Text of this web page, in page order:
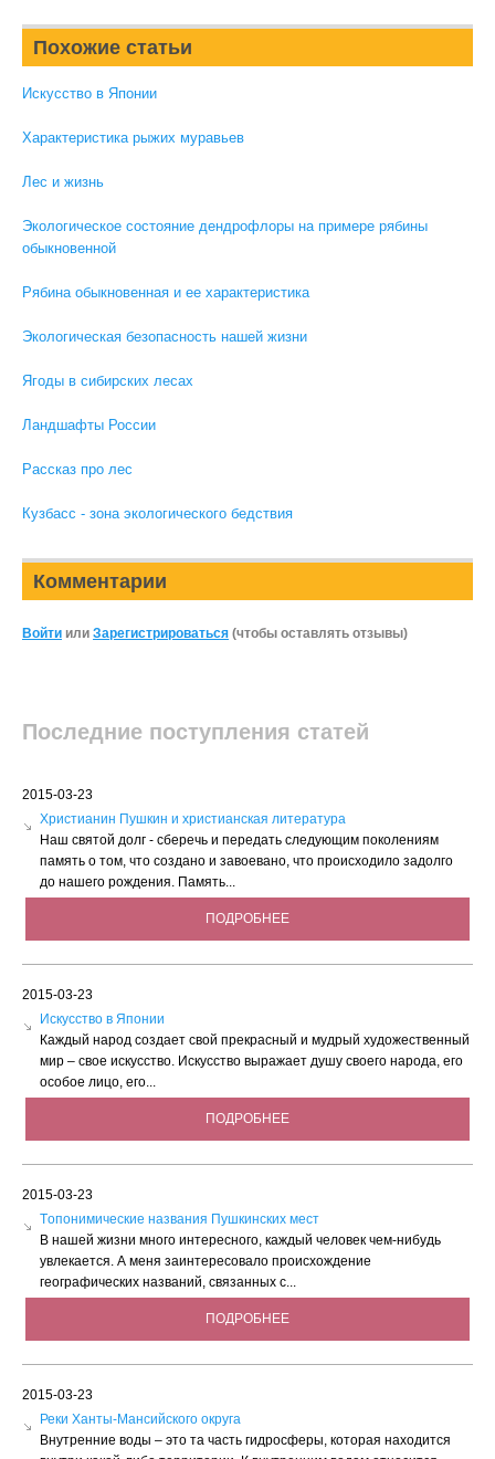
Похожие статьи
Искусство в Японии
Характеристика рыжих муравьев
Лес и жизнь
Экологическое состояние дендрофлоры на примере рябины
обыкновенной
Рябина обыкновенная и ее характеристика
Экологическая безопасность нашей жизни
Ягоды в сибирских лесах
Ландшафты России
Рассказ про лес
Кузбасс - зона экологического бедствия
Комментарии
Войти или Зарегистрироваться (чтобы оставлять отзывы)
Последние поступления статей
2015-03-23
Христианин Пушкин и христианская литература
Наш святой долг - сберечь и передать следующим поколениям
память о том, что создано и завоевано, что происходило задолго
до нашего рождения. Память...
ПОДРОБНЕЕ
2015-03-23
Искусство в Японии
Каждый народ создает свой прекрасный и мудрый художественный
мир – свое искусство. Искусство выражает душу своего народа, его
особое лицо, его...
ПОДРОБНЕЕ
2015-03-23
Tопонимические названия Пушкинских мест
В нашей жизни много интересного, каждый человек чем-нибудь
увлекается. А меня заинтересовало происхождение
географических названий, связанных с...
ПОДРОБНЕЕ
2015-03-23
Реки Ханты-Мансийского округа
Внутренние воды – это та часть гидросферы, которая находится